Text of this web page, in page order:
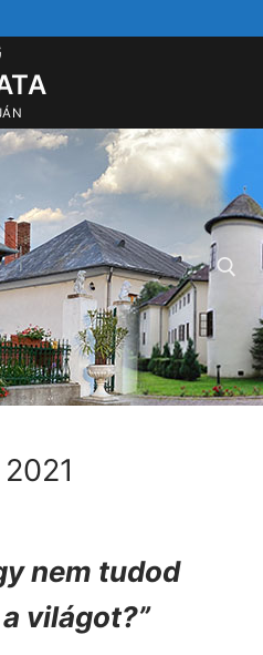
Keresése:
nem tudod
világot?”